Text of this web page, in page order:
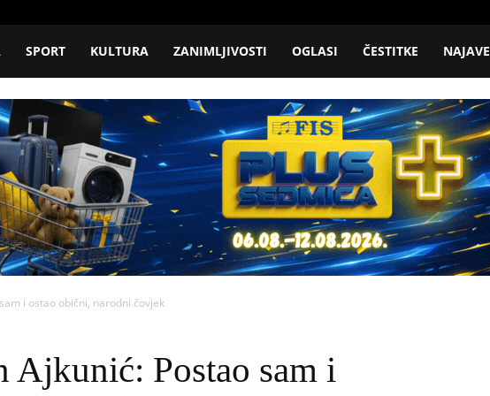
SPORT KULTURA ZANIMLJIVOSTI OGLASI ČESTITKE NAJAVE
i ostao obični, narodni čovjek
Ajkunić: Postao sam i